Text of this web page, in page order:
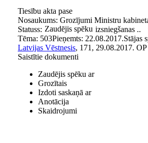
Tiesību akta pase
Nosaukums: Grozījumi Ministru
izsniegšanas ..
Statuss: Zaudējis spēku
503Pieņemts: 22.08.2017.Stājas
Tēma:
Latvijas Vēstnesis, 171, 29.08.2017. OP
Saistītie dokumenti
Zaudējis spēku ar
Grozītais
Izdoti saskaņā ar
Anotācija
Skaidrojumi